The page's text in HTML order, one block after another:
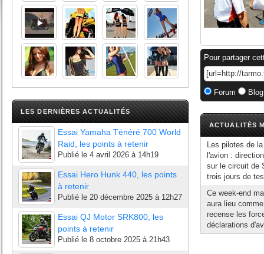
LES DERNIÈRES ACTUALITÉS
Essai Yamaha Ténéré 700 World
Raid, les points à retenir
Publié le 4 avril 2026 à 14h19
Essai Hero Hunk 440, les points
à retenir
Publié le 20 décembre 2025 à 12h27
Essai QJ Motor SRK800, les
points à retenir
Publié le 8 octobre 2025 à 21h43
Pour partager
Forum
ACTUALITÉS
Les pilotes de
l'avion :
sur le circuit de
trois jours de
Ce week-end
aura lieu
recense les
déclarations